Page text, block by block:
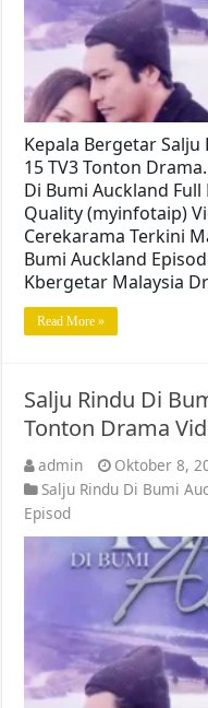
Kepala Bergetar
15 TV3 Tonton
Di Bumi Auckland
Quality (myinfotaip)
Cerekarama Terkini
Bumi Auckland
Kbergetar Malaysia
Read More »
Salju Rindu Di
Tonton Drama
admin
Oktober 8,
Salju Rindu Di Bumi
Episod